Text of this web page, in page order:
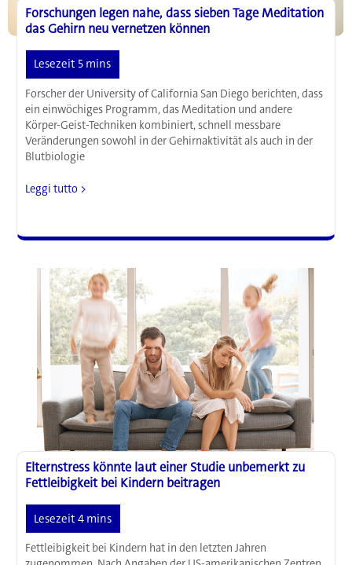
Forschungen legen nahe, dass sieben Tage Meditation
das Gehirn neu vernetzen können
Forscher der University of California San Diego berichten, dass
ein einwöchiges Programm, das Meditation und andere
Körper-Geist-Techniken kombiniert, schnell messbare
Veränderungen sowohl in der Gehirnaktivität als auch in der
Blutbiologie
Forschungen
dass
Tage
Meditation
Gehirn
vernetzen
können
Leggi tutto >
Elternstress könnte laut einer Studie unbemerkt zu
Fettleibigkeit bei Kindern beitragen
Fettleibigkeit bei Kindern hat in den letzten Jahren